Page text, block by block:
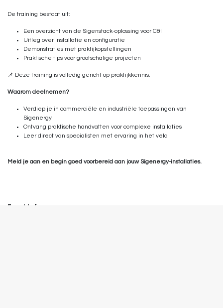
De training bestaat uit:
Een overzicht van de Sigenstack-oplossing voor C&I
Uitleg over installatie en configuratie
Demonstraties met praktijkopstellingen
Praktische tips voor grootschalige projecten
📌 Deze training is volledig gericht op praktijkkennis.
Waarom deelnemen?
Verdiep je in commerciële en industriële toepassingen van
Sigenergy
Ontvang praktische handvatten voor complexe installaties
Leer direct van specialisten met ervaring in het veld
Meld je aan en begin goed voorbereid aan jouw Sigenergy-installaties.
Event Info